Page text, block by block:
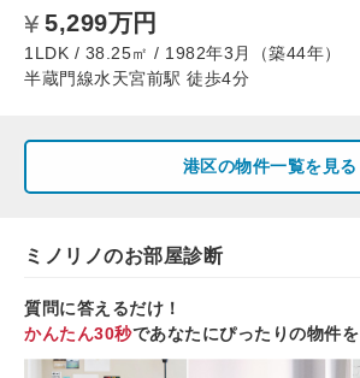
5,299万円
1LDK / 38.25㎡ / 1982年3月（築44年）
半蔵門線水天宮前駅 徒歩4分
港区の物件一覧を見る
ミノリノのお部屋診断
質問に答えるだけ！
かんたん30秒であなたにぴったりの物件を